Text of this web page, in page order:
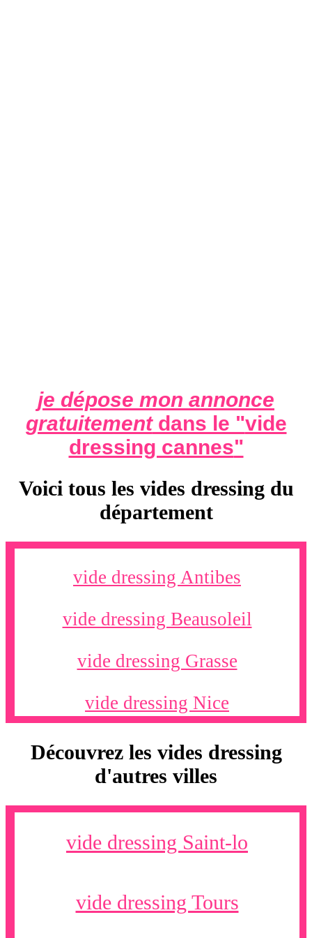
je dépose mon annonce
gratuitementdans le "vide
dressing cannes"
Voici tous les vides dressing du
département
vide dressing Antibes
vide dressing Beausoleil
vide dressing Grasse
vide dressing Nice
Découvrez les vides dressing
d'autres villes
vide dressing Saint-lo
vide dressing Tours